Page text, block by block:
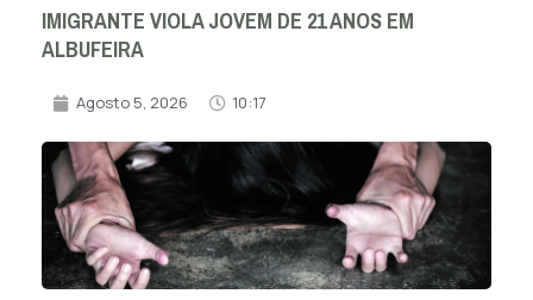
IMIGRANTE VIOLA JOVEM DE 21 ANOS EM
ALBUFEIRA
Agosto 5, 2026 10:17